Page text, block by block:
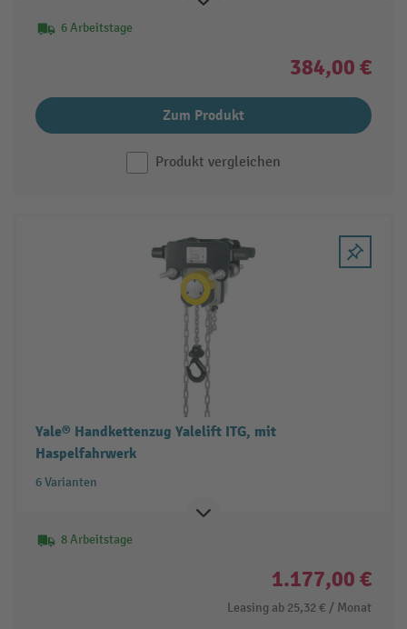
6 Arbeitstage
384,00 €
Zum Produkt
Produkt vergleichen
Yale® Handkettenzug Yalelift ITG, mit
Haspelfahrwerk
6 Varianten
8 Arbeitstage
1.177,00 €
Leasing ab 25,32 € / Monat